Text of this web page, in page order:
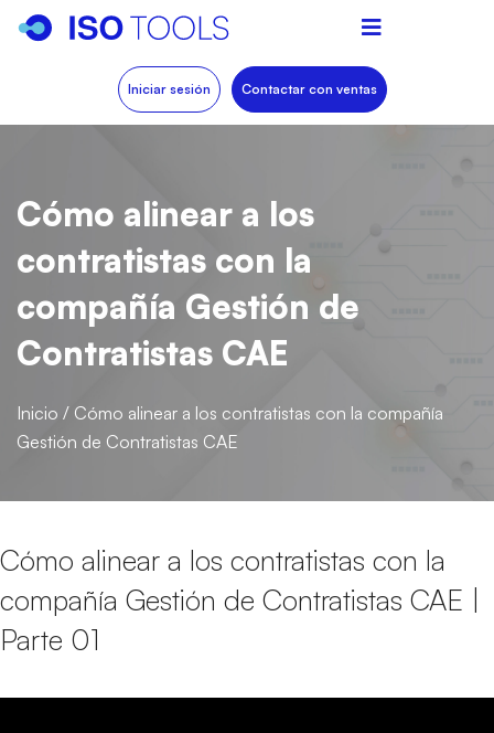
Iniciar sesión Contactar con ventas
Cómo alinear a los
contratistas con la
compañía Gestión de
Contratistas CAE
Inicio / Cómo alinear a los contratistas con la compañía
Gestión de Contratistas CAE
Cómo alinear a los contratistas con la
compañía Gestión de Contratistas CAE |
Parte 01